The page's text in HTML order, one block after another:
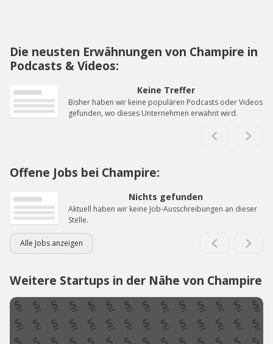
Die neusten Erwähnungen von Champire in
Podcasts & Videos:
Keine Treffer
Bisher haben wir keine populären Podcasts oder Videos
gefunden, wo dieses Unternehmen erwähnt wird.
Offene Jobs bei Champire:
Nichts gefunden
Aktuell haben wir keine Job-Ausschreibungen an dieser
Stelle.
Alle Jobs anzeigen
Weitere Startups in der Nähe von Champire